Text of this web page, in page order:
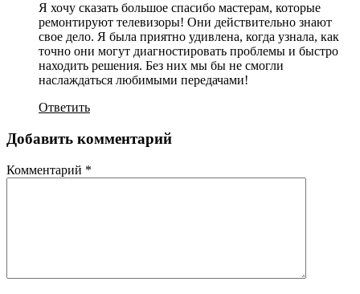
Я хочу сказать большое спасибо мастерам, которые
ремонтируют телевизоры! Они действительно знают
свое дело. Я была приятно удивлена, когда узнала, как
точно они могут диагностировать проблемы и быстро
находить решения. Без них мы бы не смогли
наслаждаться любимыми передачами!
Ответить
Добавить комментарий
Комментарий *